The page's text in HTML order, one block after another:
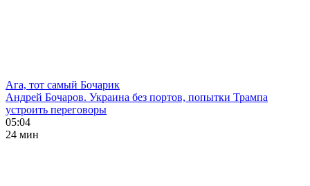
Ага, тот самый Бочарик
Андрей Бочаров. Украина без портов, попытки Трампа
устроить переговоры
05:04
24 мин